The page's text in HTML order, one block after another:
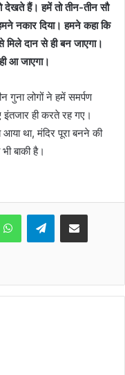
देखते हैं। हमें तो तीन-तीन सौ
नकार दिया। हमने कहा कि
दान से ही बन जाएगा।
आ जाएगा।
गुना लोगों ने हमें समर्पण
इंतजार ही करते रह गए।
आया था, मंदिर पूरा बनने की
बाकी है।
WhatsAppTelegramShare via Email